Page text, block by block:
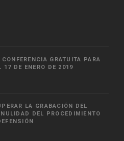
GRATUITA PARA
17 DE ENERO DE 2019
LA GRABACIÓN DEL
DEL PROCEDIMIENTO